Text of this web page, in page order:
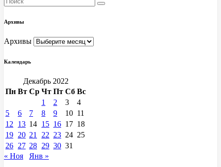
Архивы
Архивы
Календарь
Декабрь 2022
Пн Вт Ср Чт Пт Сб Вс
1
2 3
4
5
6 7 8 9 10 11
12
13 14 15 16 17 18
19 20 21 22 23 24 25
26 27 28 29 30 31
« Ноя
Янв »